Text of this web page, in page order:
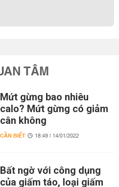
TÂM
Mứt gừng bao nhiêu
calo? Mứt gừng có giảm
cân không
CẦN BIẾT 18:49 | 14/01/2022
Bất ngờ với công dụng
của giấm táo, loại giấm